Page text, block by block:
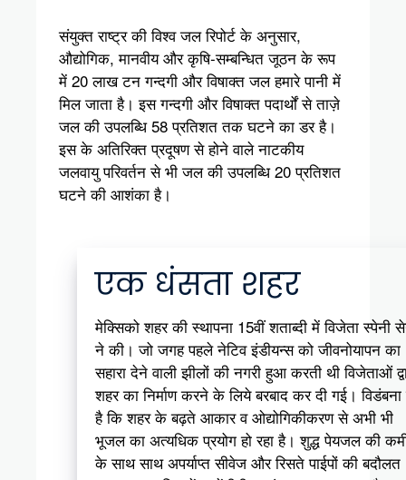
संयुक्त राष्ट्र की विश्व जल रिपोर्ट के अनुसार,
औद्योगिक, मानवीय और कृषि-सम्बन्धित जूठन के रूप
में 20 लाख टन गन्दगी और विषाक्त जल हमारे पानी में
मिल जाता है। इस गन्दगी और विषाक्त पदार्थों से ताज़े
जल की उपलब्धि 58 प्रतिशत तक घटने का डर है।
इस के अतिरिक्त प्रदूषण से होने वाले नाटकीय
जलवायु परिवर्तन से भी जल की उपलब्धि 20 प्रतिशत
घटने की आशंका है।
एक धंसता शहर
मेक्सिको शहर की स्थापना 15वीं शताब्दी में विजेता स्पेनी
ने की। जो जगह पहले नेटिव इंडीयन्स को जीवनोयापन का
सहारा देने वाली झीलों की नगरी हुआ करती थी विजेताओं
शहर का निर्माण करने के लिये बरबाद कर दी गई। विडंबना
है कि शहर के बढ़ते आकार व ओद्योगिकीकरण से अभी भी
भूजल का अत्यधिक प्रयोग हो रहा है। शुद्ध पेयजल की
के साथ साथ अपर्याप्त सीवेज और रिसते पाईपों की बदौलत